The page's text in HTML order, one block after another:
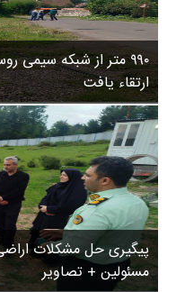
۹۹۰ متر از شبکه سیمی
ارتقاء یافت
پیگیری حل مشکلات
مسئولین + تصاویر
۳
۵
۸
ب
ا
ز
ن
ش
س
ت
ش
د
.